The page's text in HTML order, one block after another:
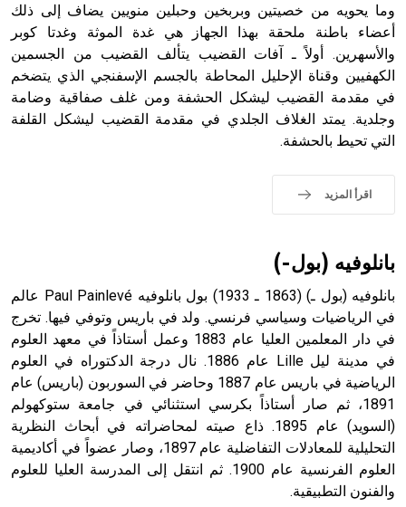
- هل تعلم أن أبجر Abgar اسم معروف جيداً يعود إلى عدد من
الملوك الذين حكموا مدينة إديسا (الرها) من أبجر الأول وحتى
التاسع، وهم ينتسبون إلى أسرة أوسروين
حيث تقتصر القيمة الصوتية للعلامة الك
وما يحويه من خصيتين وبربخين وحبلين منويين يضاف إلى ذلك
أعضاء باطنة ملحقة بهذا الجهاز هي غدة الموثة وغدتا كوبر
والأسهرين. أولاً ـ آفات القضيب يتألف القضيب من الجسمين
الكهفيين وقناة الإحليل المحاطة بالجسم الإسفنجي الذي يتضخم
في مقدمة القضيب ليشكل الحشفة ومن غلف صفاقية وضامة
وجلدية. يمتد الغلاف الجلدي في مقدمة القضيب ليشكل القلفة
التي تحيط بالحشفة.
اقرأ المزيد
بانلوفيه (بول-)
بانلوفيه (بول ـ) (1863 ـ 1933) بول بانلوفيه Paul Painlevé عالم
في الرياضيات وسياسي فرنسي. ولد في باريس وتوفي فيها. تخرج
في دار المعلمين العليا عام 1883 وعمل أستاذاً في معهد العلوم
في مدينة ليل Lille عام 1886. نال درجة الدكتوراه في العلوم
الرياضية في باريس عام 1887 وحاضر في السوربون (باريس) عام
1891، ثم صار أستاذاً بكرسي استثنائي في جامعة ستوكهولم
(السويد) عام 1895. ذاع صيته لمحاضراته في أبحاث النظرية
التحليلية للمعادلات التفاضلية عام 1897، وصار عضواً في أكاديمية
العلوم الفرنسية عام 1900. ثم انتقل إلى المدرسة العليا للعلوم
والفنون التطبيقية.